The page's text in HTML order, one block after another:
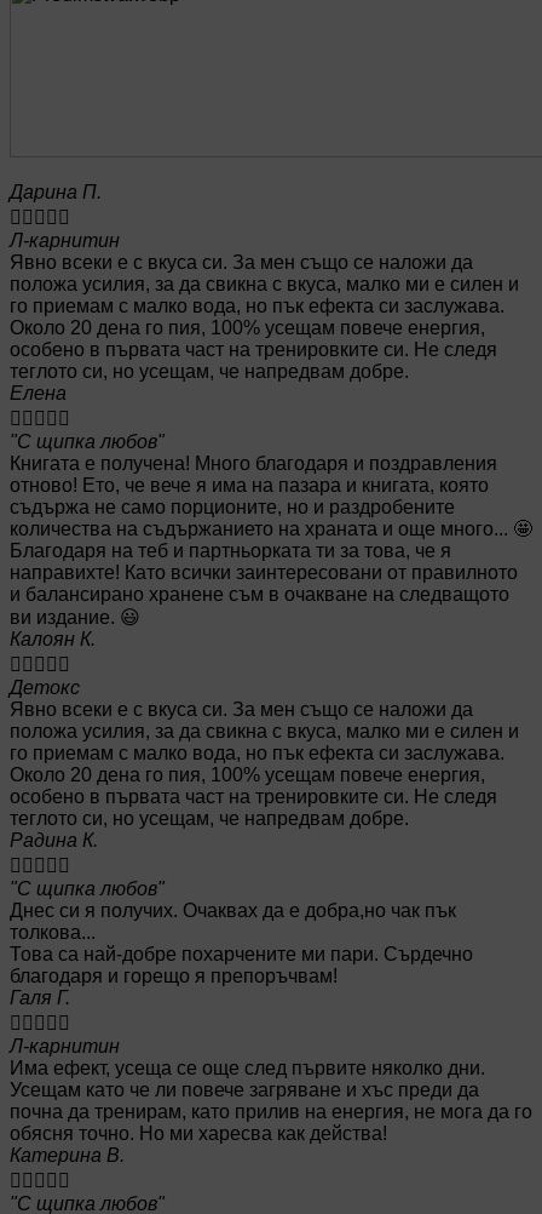
Дарина П.
    
Л-карнитин
Явно всеки е с вкуса си. За мен също се наложи да
положа усилия, за да свикна с вкуса, малко ми е силен и
го приемам с малко вода, но пък ефекта си заслужава.
Около 20 дена го пия, 100% усещам повече енергия,
особено в първата част на тренировките си. Не следя
теглото си, но усещам, че напредвам добре.
Елена
    
"С щипка любов"
Книгата е получена! Много благодаря и поздравления
отново! Ето, че вече я има на пазара и книгата, която
съдържа не само порционите, но и раздробените
количества на съдържанието на храната и още много... 🤩
Благодаря на теб и партньорката ти за това, че я
направихте! Като всички заинтересовани от правилното
и балансирано хранене съм в очакване на следващото
ви издание. 😃
Калоян К.
    
Детокс
Явно всеки е с вкуса си. За мен също се наложи да
положа усилия, за да свикна с вкуса, малко ми е силен и
го приемам с малко вода, но пък ефекта си заслужава.
Около 20 дена го пия, 100% усещам повече енергия,
особено в първата част на тренировките си. Не следя
теглото си, но усещам, че напредвам добре.
Радина К.
    
"С щипка любов"
Днес си я получих. Очаквах да е добра,но чак пък
толкова...
Това са най-добре похарчените ми пари. Сърдечно
благодаря и горещо я препоръчвам!
Галя Г.
    
Л-карнитин
Има ефект, усеща се още след първите няколко дни.
Усещам като че ли повече загряване и хъс преди да
почна да тренирам, като прилив на енергия, не мога да го
обясня точно. Но ми харесва как действа!
Катерина В.
    
"С щипка любов"